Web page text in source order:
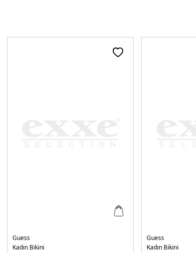
Guess
Kadın Bikini
Guess
Kadın Bikini